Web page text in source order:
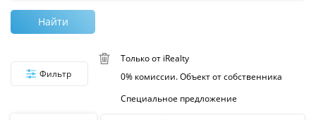
Поиск
Найти
Фильтр
Только от iRealty
0% комиссии. Объект от собственника
Специальное предложение